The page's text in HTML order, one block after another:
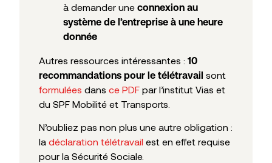
à demander une connexion au
système de l’entreprise à une heure
donnée
Autres ressources intéressantes : 10
recommandations pour le télétravail sont
formulées dans ce PDF par l’institut Vias et
du SPF Mobilité et Transports.
N’oubliez pas non plus une autre obligation :
la déclaration télétravail est en effet requise
pour la Sécurité Sociale.